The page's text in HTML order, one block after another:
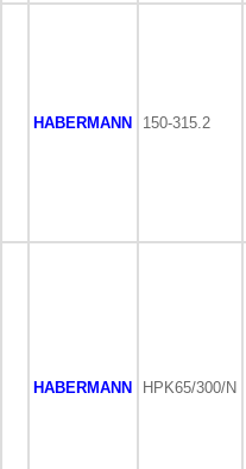
HABERMANN 150-315.2
HABERMANN HPK65/300/N